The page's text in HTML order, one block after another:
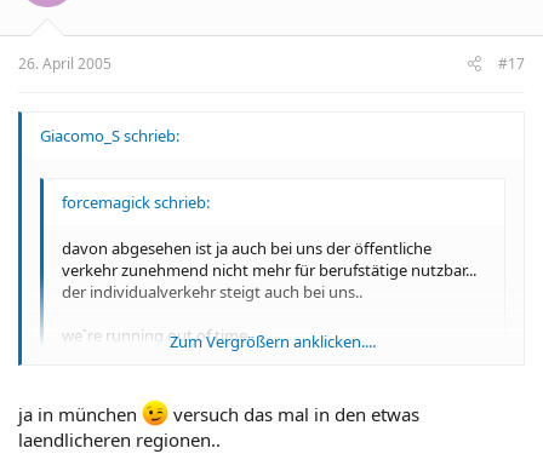
26. April 2005 #17
Giacomo_S schrieb:
forcemagick schrieb:
davon abgesehen ist ja auch bei uns der öffentliche
verkehr zunehmend nicht mehr für berufstätige nutzbar...
der individualverkehr steigt auch bei uns..
we`re running out of time
Zum Vergrößern anklicken....
Das sehe ich hier in München aber nicht so.
Zur Hauptverkehrszeit hast Du innerstädtisch nämlich eine
Zum Vergrößern anklicken....
ja in münchen
versuch das mal in den etwas
laendlicheren regionen..